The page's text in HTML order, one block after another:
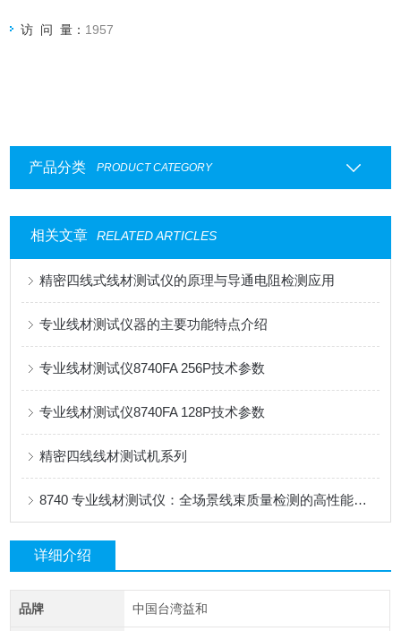
访 问 量： 1957
产品分类 PRODUCT CATEGORY
相关文章 RELATED ARTICLES
精密四线式线材测试仪的原理与导通电阻检测应用
专业线材测试仪器的主要功能特点介绍
专业线材测试仪8740FA 256P技术参数
专业线材测试仪8740FA 128P技术参数
精密四线线材测试机系列
8740 专业线材测试仪：全场景线束质量检测的高性能解决方案
详细介绍
品牌 中国台湾益和